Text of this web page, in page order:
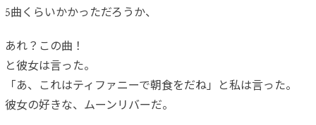
5曲くらいかかっただろうか、
あれ？この曲！
と彼女は言った。
「あ、これはティファニーで朝食をだね」と私は言った。
彼女の好きな、ムーンリバーだ。